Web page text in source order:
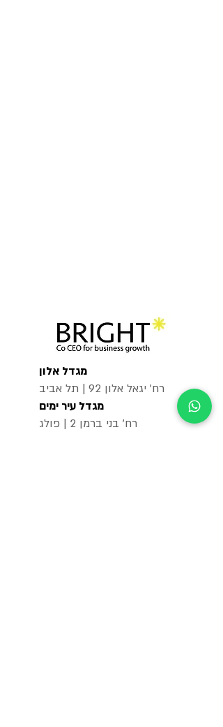
מגדל אלון
רח׳ יגאל אלון 92 | תל אביב
מגדל עיר ימים
רח׳ בני ברמן 2 | פולג